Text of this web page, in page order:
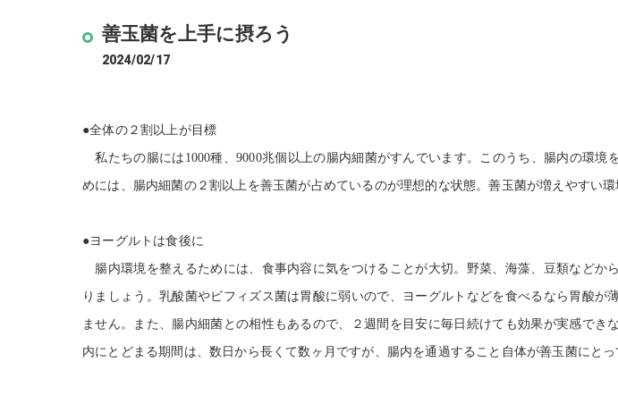
善玉菌を上手に摂ろう
2024/02/17
●全体の２割以上が目標
私たちの腸には 1000種、9000兆個以上の腸内細菌がすんでいます。このうち、腸内の環境
めには、腸内細菌の２割以上を善玉菌が占めているのが理想的な状態。善玉菌が増えやすい
●ヨーグルトは食後に
腸内環境を整えるためには、食事内容に気をつけることが大切。野菜、海藻、豆類など
りましょう。乳酸菌やビフィズス菌は胃酸に弱いので、ヨーグルトなどを食べるなら胃酸
ません。また、腸内細菌との相性もあるので、２週間を目安に毎日続けても効果が実感で
内にとどまる期間は、数日から長くて数ヶ月ですが、腸内を通過すること自体が善玉菌にと